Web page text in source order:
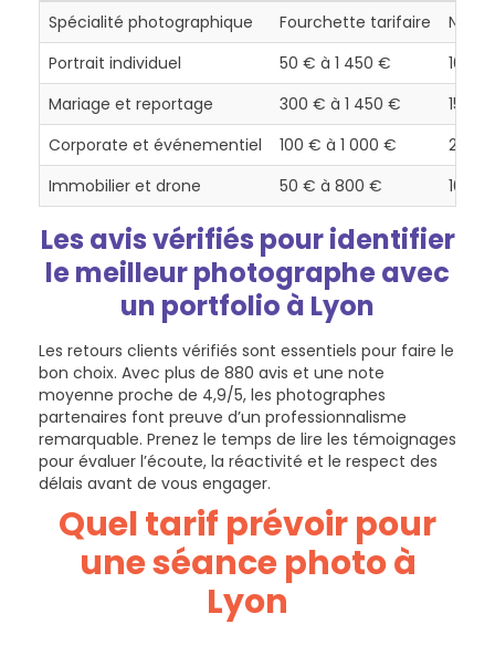
Spécialité photographique
Fourchette tarifaire
Portrait individuel
50 € à 1 450 €
108+
Mariage et reportage
300 € à 1 450 €
150+
Corporate et événementiel
100 € à 1 000 €
200+
Immobilier et drone
50 € à 800 € 100+
Les avis vérifiés pour identifier
le meilleur photographe avec
un portfolio à Lyon
Les retours clients vérifiés sont essentiels pour faire le
bon choix. Avec plus de 880 avis et une note
moyenne proche de 4,9/5, les photographes
partenaires font preuve d’un professionnalisme
remarquable. Prenez le temps de lire les témoignages
pour évaluer l’écoute, la réactivité et le respect des
délais avant de vous engager.
Quel tarif prévoir pour
une séance photo à
Lyon